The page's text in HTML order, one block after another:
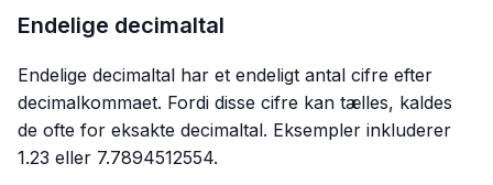
Endelige decimaltal
Endelige decimaltal har et endeligt antal cifre efter
decimalkommaet. Fordi disse cifre kan tælles, kaldes
de ofte for eksakte decimaltal. Eksempler inkluderer
1.23 eller 7.7894512554.